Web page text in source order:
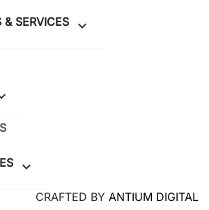
& SERVICES 

CRAFTED BY ANTIUM DIGITAL